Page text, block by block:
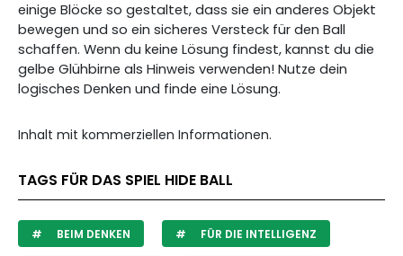
einige Blöcke so gestaltet, dass sie ein anderes Objekt
bewegen und so ein sicheres Versteck für den Ball
schaffen. Wenn du keine Lösung findest, kannst du die
gelbe Glühbirne als Hinweis verwenden! Nutze dein
logisches Denken und finde eine Lösung.
Inhalt mit kommerziellen Informationen.
TAGS FÜR DAS SPIEL HIDE BALL
BEIM DENKEN FÜR DIE INTELLIGENZ